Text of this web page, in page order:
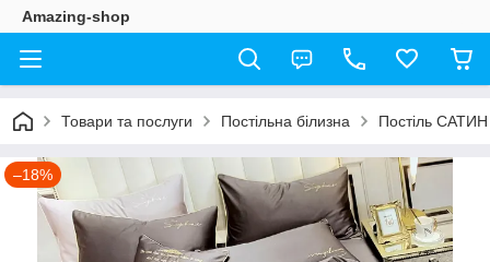
Amazing-shop
Товари та послуги Постільна білизна Постіль САТИН
–18%